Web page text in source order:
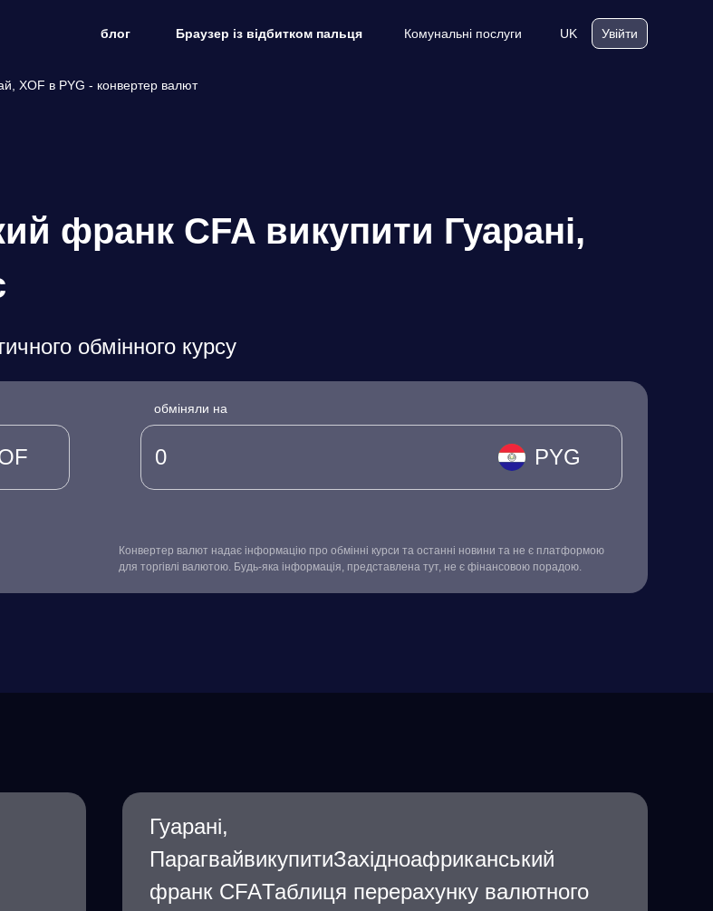
блог Браузер із відбитком пальця Комунальні послуги UK Увійти
XOF в PYG - конвертер валют
франк CFA викупити Гуарані,
обмінного курсу
обміняли на
PYG
Конвертер валют надає інформацію про обмінні курси та останні новини та не є платформою
для торгівлі валютою. Будь-яка інформація, представлена тут, не є фінансовою порадою.
Гуарані,
ПарагвайвикупитиЗахідноафриканський
франк CFAТаблиця перерахунку валютного